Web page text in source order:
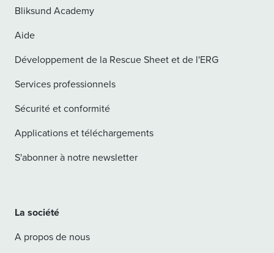
Bliksund Academy
Aide
Développement de la Rescue Sheet et de l'ERG
Services professionnels
Sécurité et conformité
Applications et téléchargements
S'abonner à notre newsletter
La société
A propos de nous